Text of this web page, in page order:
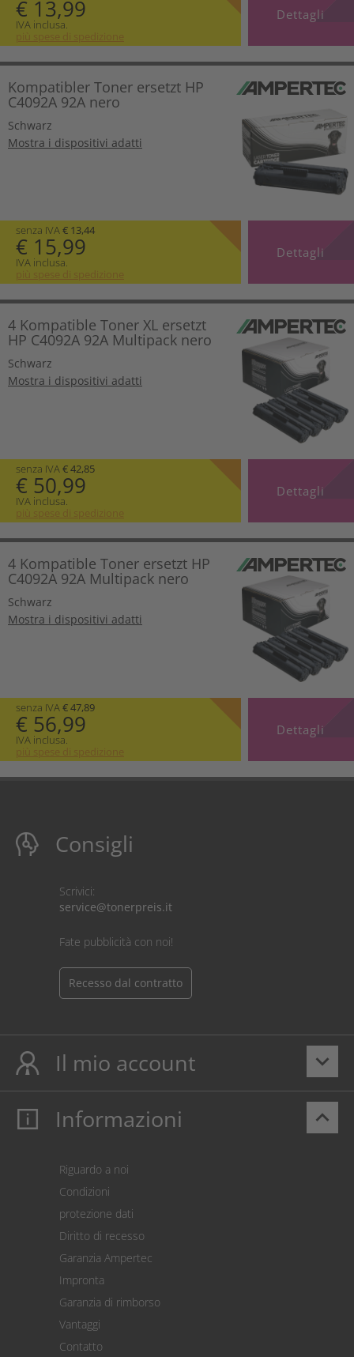
€ 13,99
IVA inclusa.
più spese di spedizione
Dettagli
Kompatibler Toner ersetzt HP
C4092A 92A nero
Schwarz
Mostra i dispositivi adatti
senza IVA€ 13,44
€ 15,99
IVA inclusa.
più spese di spedizione
Dettagli
4 Kompatible Toner XL ersetzt
HP C4092A 92A Multipack nero
Schwarz
Mostra i dispositivi adatti
senza IVA€ 42,85
€ 50,99
IVA inclusa.
più spese di spedizione
Dettagli
4 Kompatible Toner ersetzt HP
C4092A 92A Multipack nero
Schwarz
Mostra i dispositivi adatti
senza IVA€ 47,89
€ 56,99
IVA inclusa.
più spese di spedizione
Dettagli
Consigli
Scrivici:
service@tonerpreis.it
Fate pubblicità con noi!
Recesso dal contratto
keyboard_arrow_down
Il mio account
Il mio account
Pagamento
Restituzione della merce
Calcolatore dei costi
Impostazioni dei cookie
keyboard_arrow_up
Informazioni
Riguardo a noi
Condizioni
protezione dati
Diritto di recesso
Garanzia Ampertec
Impronta
Garanzia di rimborso
Vantaggi
Contatto